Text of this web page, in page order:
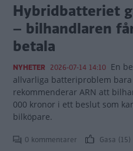
Hybridbatteriet
– bilhandlaren
betala
NYHETER 2026-07-14 14:10 En
allvarliga batteriproblem
rekommenderar ARN att
000 kronor i ett beslut som
bilköpare.
0 kommentarer Gasa (15)